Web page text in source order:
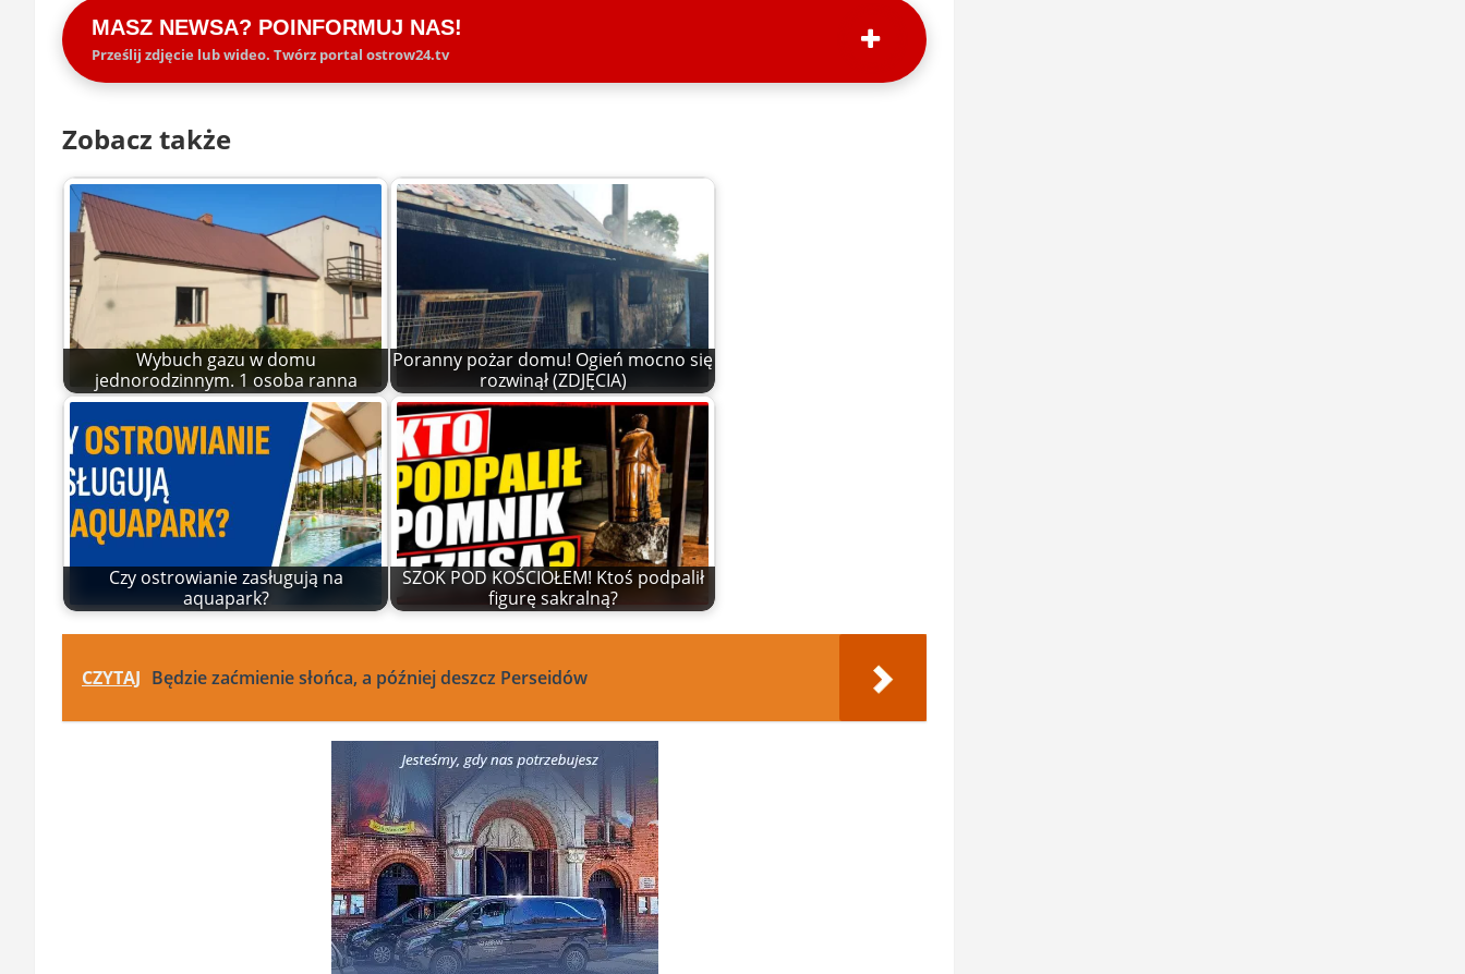
MASZ NEWSA? POINFORMUJ NAS!
Prześlij zdjęcie lub wideo. Twórz portal ostrow24.tv
Zobacz także
Wybuch gazu w domu
jednorodzinnym. 1 osoba ranna
Poranny pożar domu! Ogień mocno się
rozwinął (ZDJĘCIA)
Czy ostrowianie zasługują na
aquapark?
SZOK POD KOŚCIOŁEM! Ktoś podpalił
figurę sakralną?
CZYTAJ Będzie zaćmienie słońca, a później deszcz Perseidów